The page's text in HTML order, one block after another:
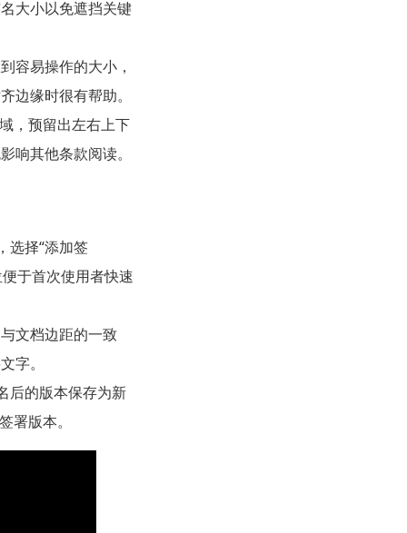
大小以免遮挡关键
容易操作的大小，
边缘时很有帮助。
，预留出左右上下
响其他条款阅读。
选择“添加签
于首次使用者快速
文档边距的一致
字。
后的版本保存为新
署版本。